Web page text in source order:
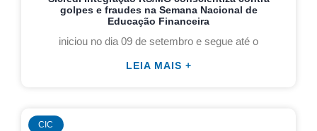
golpes e fraudes na Semana Nacional de
Educação Financeira
iniciou no dia 09 de setembro e segue até o
LEIA MAIS +
CIC